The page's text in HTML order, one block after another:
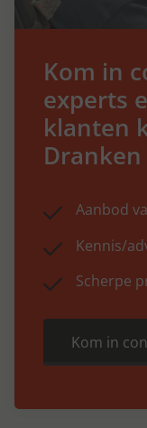
Kom in
experts
klanten
Dranken
Aanbod
Kennis/
Scherpe
Kom in